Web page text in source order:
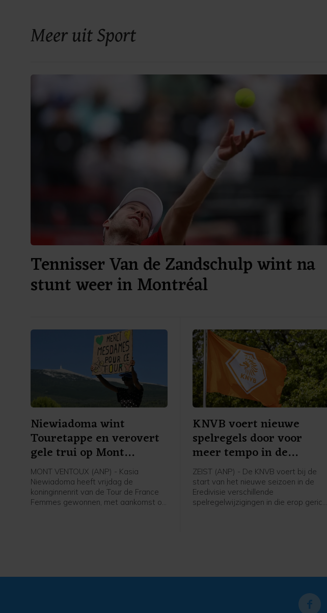
Meer uit Sport
Tennisser Van de Zandschulp wint na
stunt weer in Montréal
Niewiadoma wint
Touretappe en verovert
gele trui op Mont
Ventoux
MONT VENTOUX (ANP) - Kasia
Niewiadoma heeft vrijdag de
koninginnenrit van de Tour de France
Femmes gewonnen, met aankomst op
KNVB voert nieuwe
spelregels door voor
meer tempo in de
wedstrijd
ZEIST (ANP) - De KNVB voert bij de
start van het nieuwe seizoen in de
Eredivisie verschillende
spelregelwijzigingen in die erop gericht